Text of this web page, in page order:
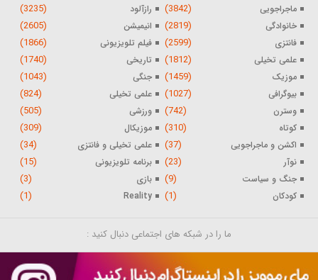
ماجراجویی (3842) رازآلود (3235)
خانوادگی (2819) انیمیشن (2605)
فانتزی (2599) فیلم تلویزیونی (1866)
علمی تخیلی (1812) تاریخی (1740)
موزیک (1459) جنگی (1043)
بیوگرافی (1027) علمی تخیلی (824)
وسترن (742) ورزشی (505)
کوتاه (310) موزیکال (309)
اکشن و ماجراجویی (37) علمی تخیلی و فانتزی (34)
نوآر (23) برنامه تلویزیونی (15)
جنگ و سیاست (9) بازی (3)
کودکان (1)
Reality
(1)
ما را در شبکه های اجتماعی دنبال کنید :